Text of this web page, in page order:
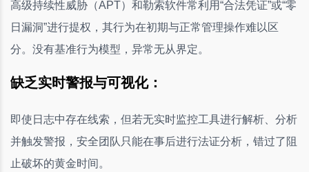
高级持续性威胁（APT）和勒索软件常利用“合法凭证”或“零
日漏洞”进行提权，其行为在初期与正常管理操作难以区
分。没有基准行为模型，异常无从界定。
缺乏实时警报与可视化：
即使日志中存在线索，但若无实时监控工具进行解析、分析
并触发警报，安全团队只能在事后进行法证分析，错过了阻
止破坏的黄金时间。